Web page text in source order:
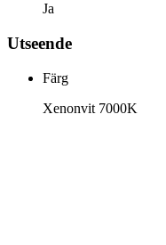
Ja
Utseende
Färg
Xenonvit 7000K